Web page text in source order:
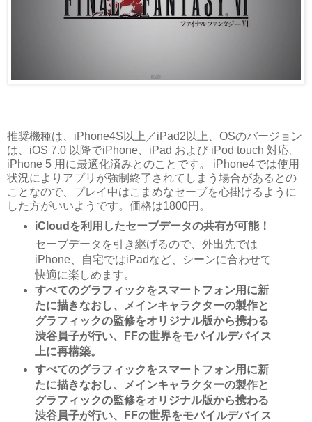
推奨機種は、iPhone4S以上／iPad2以上、OSのバージョン
は、iOS 7.0 以降でiPhone、iPad および iPod touch 対応。
iPhone 5 用に最適化済みとのことです。 iPhone4では使用
状況によりアプリが強制終了されてしまう場合があるとの
ことなので、プレイ中はこまめなセーブを心掛けるように
した方がいいようです。価格は1800円。
iCloudを利用したセーブデータの共有が可能！
セーブデータを引き継げるので、外出先では
iPhone、自宅ではiPadなど、シーンに合わせて
快適に楽しめます。
すべてのグラフィックをスマートフォン用に新
たに描きなおし、メインキャラクターの製作と
グラフィックの監修をオリジナル版から携わる
渋谷員子が行い、FFの世界をモバイルデバイス
上に再構築。
すべてのグラフィックをスマートフォン用に新
たに描きなおし、メインキャラクターの製作と
グラフィックの監修をオリジナル版から携わる
渋谷員子が行い、FFの世界をモバイルデバイス